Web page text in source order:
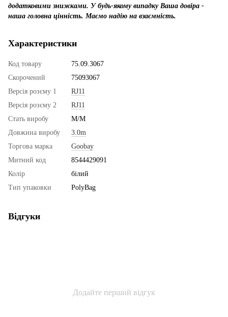
додатковими знижками. У будь-якому випадку Ваша довіра -
наша головна цінність. Маємо надію на взаємність.
Характеристики
Код товару
75.09.3067
Скорочений
75093067
Версія розєму 1
RJ11
Версія розєму 2
RJ11
Стать виробу
M/M
Довжина виробу
3.0m
Торгова марка
Goobay
Митний код
8544429091
Колір
білий
Тип упаковки
PolyBag
Відгуки
Додайте перший відгук